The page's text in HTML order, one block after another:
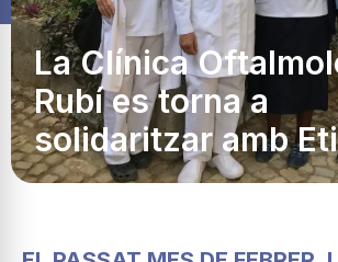
La Clínica
Rubí es torna a
solidaritzar amb